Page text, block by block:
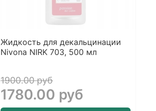
Жидкость для декальцинации
Nivona NIRK 703, 500 мл
1900.00 руб
1780.00 руб